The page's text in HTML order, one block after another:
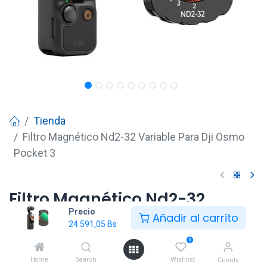
Precio
24.591,05 Bs Añadir al carrito
Home Search
0
Wishlist Cuenta
Tienda
Filtro Magnético Nd2-32 Variable Para Dji Osmo
Pocket 3
Filtro Magnético Nd2-32
Variable Para Dji Osmo Pocket